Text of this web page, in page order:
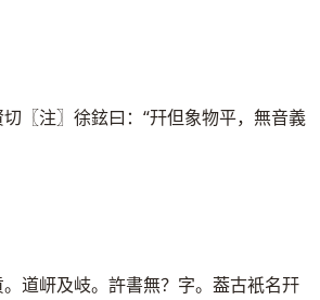
〖注〗徐鉉曰：“幵但象物平，無音義
道岍及岐。許書無？字。葢古衹名幵